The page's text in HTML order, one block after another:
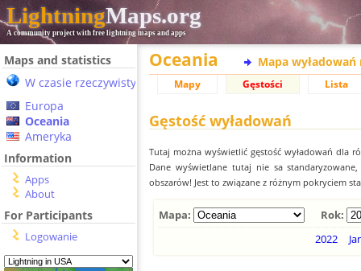
LightningMaps.org
A community project with free lightning maps and apps
Maps and statistics
W czasie rzeczywistym
Europa
Oceania
Ameryka
Information
Apps
About
For Participants
Logowanie
Oceania Mapa wyładowań
Mapy Gęstości Lista
Gęstość wyładowań
Tutaj można wyświetlić gęstość wyładowań dla
Dane wyświetlane tutaj nie sa
obszarów! Jest to związane z różnym pokryciem
Mapa:
Rok:
2022